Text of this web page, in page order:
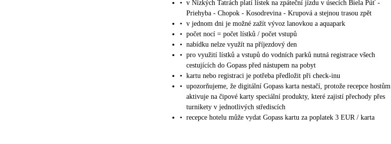
• v Nízkých Tatrách platí lístek na zpáteční jízdu v úsecích Biela Púť -
Priehyba - Chopok - Kosodrevina - Krupová a stejnou trasou zpět
• v jednom dni je možné zažít vývoz lanovkou a aquapark
• počet nocí = počet lístků / počet vstupů
• nabídku nelze využít na příjezdový den
• pro využití lístků a vstupů do vodních parků nutná registrace všech
cestujících do Gopass před nástupem na pobyt
• kartu nebo registraci je potřeba předložit při check-inu
• upozorňujeme, že digitální Gopass karta nestačí, protože recepce hostům
aktivuje na čipové karty speciální produkty, které zajistí přechody přes
turnikety v jednotlivých střediscích
• recepce hotelu může vydat Gopass kartu za poplatek 3 EUR / karta